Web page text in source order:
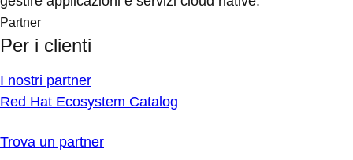
Partner
Per i clienti
I nostri partner
Red Hat Ecosystem Catalog
Trova un partner